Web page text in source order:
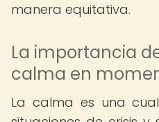
manera equitativa.
La importancia
calma en
La calma es una